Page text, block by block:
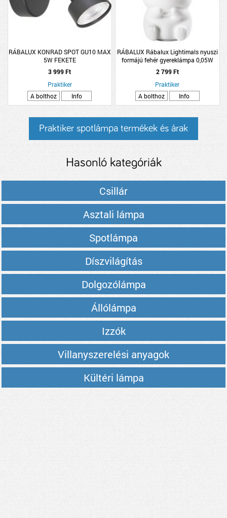
RÁBALUX KONRAD SPOT GU10 MAX
5W FEKETE
3 999 Ft
Praktiker
A bolthoz
Info
RÁBALUX Rábalux Lightimals nyuszi
formájú fehér gyereklámpa 0,05W
2 799 Ft
Praktiker
A bolthoz
Info
Praktiker spotlámpa termékek és árak
Hasonló kategóriák
Csillár
Asztali lámpa
Spotlámpa
Díszvilágítás
Dolgozólámpa
Állólámpa
Izzók
Villanyszerelési anyagok
Kültéri lámpa